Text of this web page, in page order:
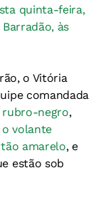
quinta-feira,
às
o Vitória
comandada
rubro-negro,
o volante
amarelo, e
estão sob